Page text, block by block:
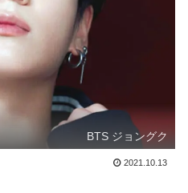
BTS ジョングク
2021.10.13